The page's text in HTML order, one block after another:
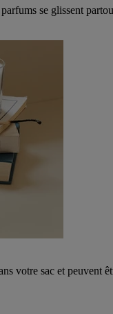
se glissent
votre sac et peuvent